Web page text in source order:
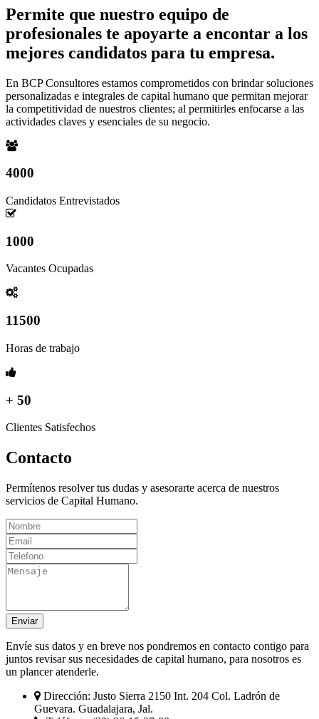
Permite que nuestro equipo de
profesionales te apoyarte a encontar a los
mejores candidatos para tu empresa.
En BCP Consultores estamos comprometidos con brindar soluciones
personalizadas e integrales de capital humano que permitan mejorar
la competitividad de nuestros clientes; al permitirles enfocarse a las
actividades claves y esenciales de su negocio.
4000
Candidatos Entrevistados
1000
Vacantes Ocupadas
11500
Horas de trabajo
+ 50
Clientes Satisfechos
Contacto
Permítenos resolver tus dudas y asesorarte acerca de nuestros
servicios de Capital Humano.
Enviar
Envíe sus datos y en breve nos pondremos en contacto contigo para
juntos revisar sus necesidades de capital humano, para nosotros es
un plancer atenderle.
Dirección: Justo Sierra 2150 Int. 204 Col. Ladrón de
Guevara. Guadalajara, Jal.